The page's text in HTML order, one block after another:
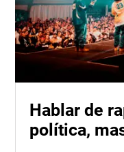
Hablar de
política,